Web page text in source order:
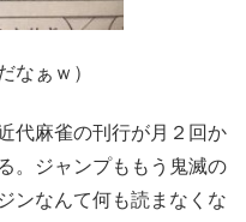
なぁｗ）
代麻雀の刊行が月２回か
。ジャンプももう鬼滅の
ンなんて何も読まなくな